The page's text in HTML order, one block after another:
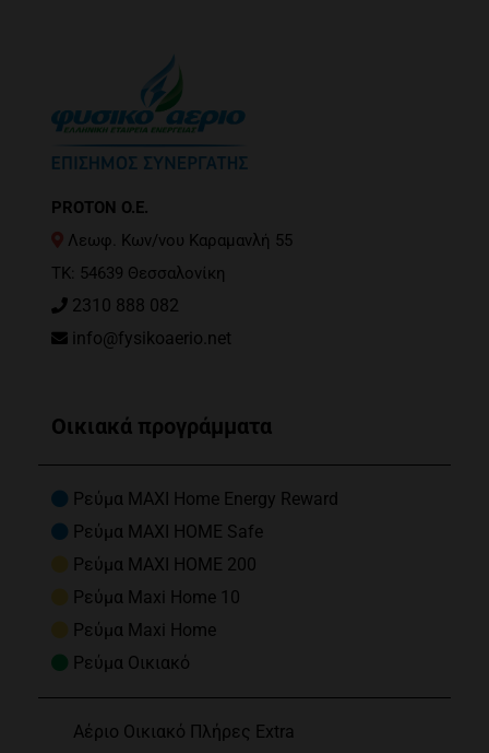
PROTON O.E.
Λεωφ. Κων/νου Καραμανλή 55
ΤΚ: 54639 Θεσσαλονίκη
2310 888 082
info@fysikoaerio.net
Οικιακά προγράμματα
Ρεύμα MAXI Home Energy Reward
Ρεύμα MAXI HOME Safe
Ρεύμα MAXI HOME 200
Ρεύμα Maxi Home 10
Ρεύμα Maxi Home
Ρεύμα Οικιακό
Αέριο Οικιακό Πλήρες Extra